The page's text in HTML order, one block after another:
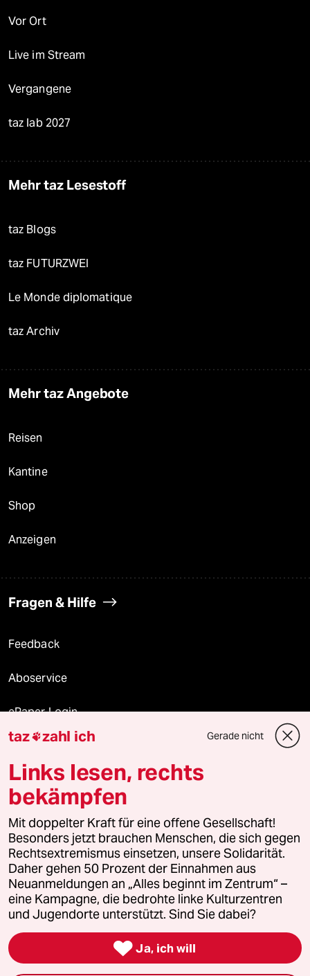
Vor Ort
Live im Stream
Vergangene
taz lab 2027
Mehr taz Lesestoff
taz Blogs
taz FUTURZWEI
Le Monde diplomatique
taz Archiv
Mehr taz Angebote
Reisen
Kantine
Shop
Anzeigen
Fragen & Hilfe
Feedback
Aboservice
ePaper Login
Downloads für Abonnierende
© 2026 taz Verlags und Vertriebs GmbH
Alle Rechte vorbehalten. Bei rechtlichen Fragen oder für Genehmigungen
wenden Sie sich bitte an lizenzen@taz.de
Feedback Redaktionsstatut Kommune-Richtlinien
Leitlinie Informant Datenschutz Impressum AGB
Seitenwende Einwilligungen widerrufen (Ads)
taz zahl ich Gerade nicht
Links lesen, rechts
bekämpfen
Mit doppelter Kraft für eine offene Gesellschaft!
Besonders jetzt brauchen Menschen, die sich gegen
Rechtsextremismus einsetzen, unsere Solidarität.
Daher gehen 50 Prozent der Einnahmen aus
Neuanmeldungen an „Alles beginnt im Zentrum“ –
eine Kampagne, die bedrohte linke Kulturzentren
und Jugendorte unterstützt. Sind Sie dabei?
 Ja, ich will